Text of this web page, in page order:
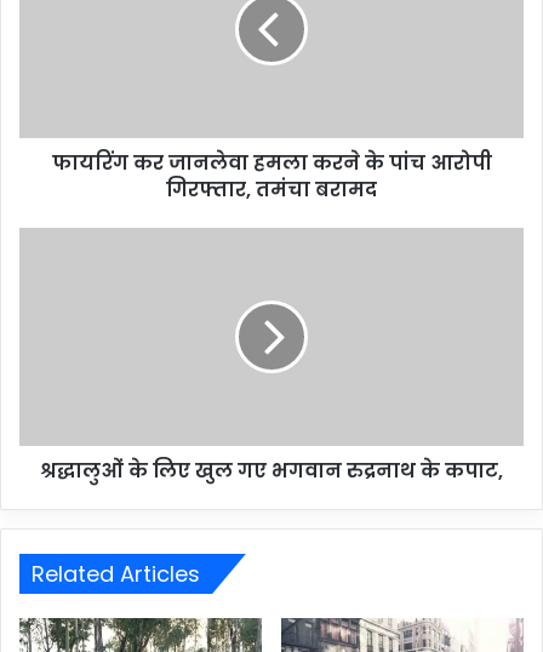
फायरिंग कर जानलेवा हमला करने के पांच आरोपी
गिरफ्तार, तमंचा बरामद
श्रद्धालुओं के लिए खुल गए भगवान रुद्रनाथ के कपाट,
Related Articles